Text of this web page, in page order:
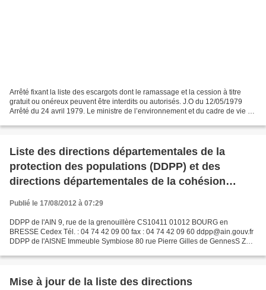
Arrêté fixant la liste des escargots dont le ramassage et la cession à titre
gratuit ou onéreux peuvent être interdits ou autorisés. J.O du 12/05/1979
Arrêté du 24 avril 1979. Le ministre de l’environnement et du cadre de vie et
Liste des directions départementales de la
protection des populations (DDPP) et des
directions départementales de la cohésion
sociale et de la protection des populations
Publié le 17/08/2012 à 07:29
DDPP de l'AIN 9, rue de la grenouillère CS10411 01012 BOURG en
BRESSE Cedex Tél. : 04 74 42 09 00 fax : 04 74 42 09 60 ddpp@ain.gouv.fr
DDPP de l'AISNE Immeuble Symbiose 80 rue Pierre Gilles de GennesS ZA
Mise à jour de la liste des directions